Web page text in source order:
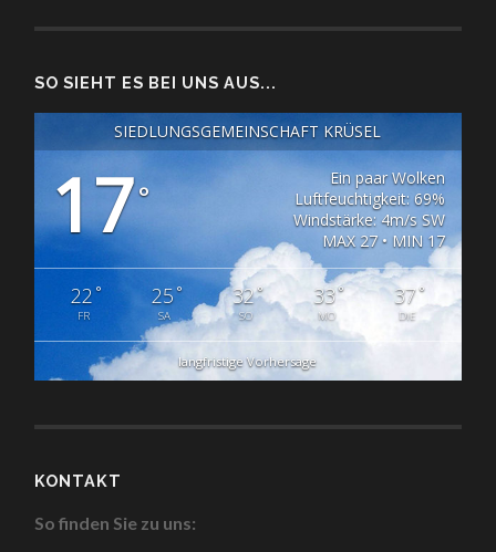
SO SIEHT ES BEI UNS AUS...
SIEDLUNGSGEMEINSCHAFT KRÜSEL
17°
Ein paar Wolken
Luftfeuchtigkeit: 69%
Windstärke: 4m/s SW
MAX 27 • MIN 17
22 °
FR
25°
SA
32°
SO
33°
MO
37°
DIE
langfristige Vorhersage
KONTAKT
So finden Sie zu uns: